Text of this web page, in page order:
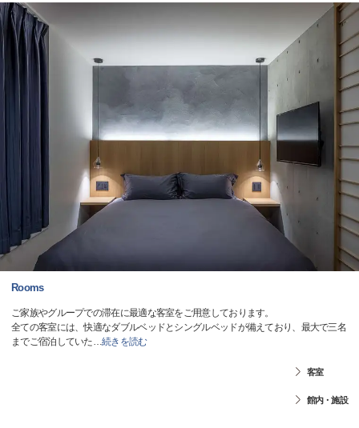
Rooms
ご家族やグループでの滞在に最適な客室をご用意しております。
全ての客室には、快適なダブルベッドとシングルベッドが備えており、最大で三名
までご宿泊していた…続きを読む
客室
館内・施設